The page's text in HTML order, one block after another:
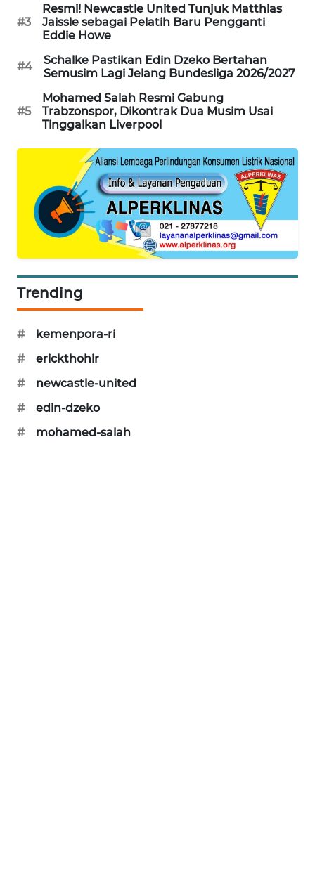
#3
Resmi! Newcastle United Tunjuk Matthias
Jaissle sebagai Pelatih Baru Pengganti
Eddie Howe
#4
Schalke Pastikan Edin Dzeko Bertahan
Semusim Lagi Jelang Bundesliga 2026/2027
#5
Mohamed Salah Resmi Gabung
Trabzonspor, Dikontrak Dua Musim Usai
Tinggalkan Liverpool
Trending
#
kemenpora-ri
#
erickthohir
#
newcastle-united
#
edin-dzeko
#
mohamed-salah
WAHANA
UMKM
WAHANA
WAHANA
OTOMOTIF
WAHANA
HEALTH
WAHANA
DESA
WISATA
WAHANA
Network